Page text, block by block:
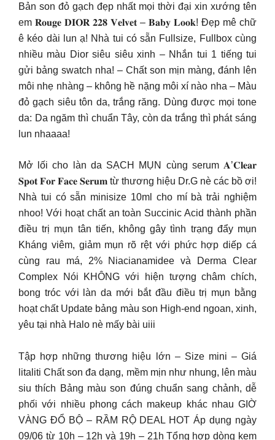
Bản son đỏ gạch đẹp nhất mọi thời đại xin xướng tên
em 𝐑𝐨𝐮𝐠𝐞 𝐃𝐈𝐎𝐑 𝟐𝟐𝟖 𝐕𝐞𝐥𝐯𝐞𝐭 – 𝐁𝐚𝐛𝐲 𝐋𝐨𝐨𝐤! Đẹp mê chữ
ê kéo dài lun ạ! Nhà tui có sẵn Fullsize, Fullbox cùng
nhiều màu Dior siêu siêu xinh – Nhắn tui 1 tiếng tui
gửi bảng swatch nha! – Chất son mịn màng, đánh lên
môi nhẹ nhàng – không hề nặng môi xí nào nha – Màu
đỏ gạch siêu tôn da, trắng răng. Dùng được mọi tone
da: Da ngăm thì chuẩn Tây, còn da trắng thì phát sáng
lun nhaaaa!
Mở lối cho làn da SẠCH MỤN cùng serum 𝐀’𝐂𝐥𝐞𝐚𝐫
𝐒𝐩𝐨𝐭 𝐅𝐨𝐫 𝐅𝐚𝐜𝐞 𝐒𝐞𝐫𝐮𝐦 từ thương hiệu Dr.G nè các bồ ơi!
Nhà tui có sẵn minisize 10ml cho mí bà trải nghiệm
nhoo! Với hoạt chất an toàn Succinic Acid thành phần
điều trị mụn tân tiến, không gây tình trạng đẩy mụn
Kháng viêm, giảm mụn rõ rệt với phức hợp diếp cá
cùng rau má, 2% Niacianamidee và Derma Clear
Complex Nói KHÔNG với hiện tượng châm chích,
bong tróc với làn da mới bắt đầu điều trị mụn bằng
hoạt chất Update bảng màu son High-end ngoan, xinh,
yêu tại nhà Halo nè mấy bài uiii
Tập hợp những thương hiệu lớn – Size mini – Giá
litaliti Chất son đa dạng, mềm mịn như nhung, lên màu
siu thích Bảng màu son đúng chuẩn sang chảnh, dễ
phối với nhiều phong cách makeup khác nhau GIỜ
VÀNG ĐỔ BỘ – RẦM RỘ DEAL HOT Áp dụng ngày
09/06 từ 10h – 12h và 19h – 21h Tổng hợp dòng kem